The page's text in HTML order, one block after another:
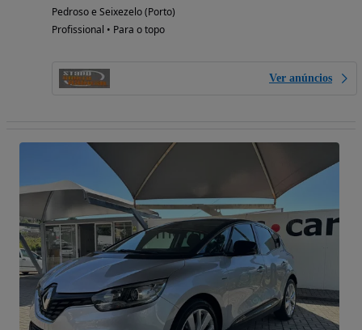
Pedroso e Seixezelo (Porto)
Profissional • Para o topo
Ver anúncios